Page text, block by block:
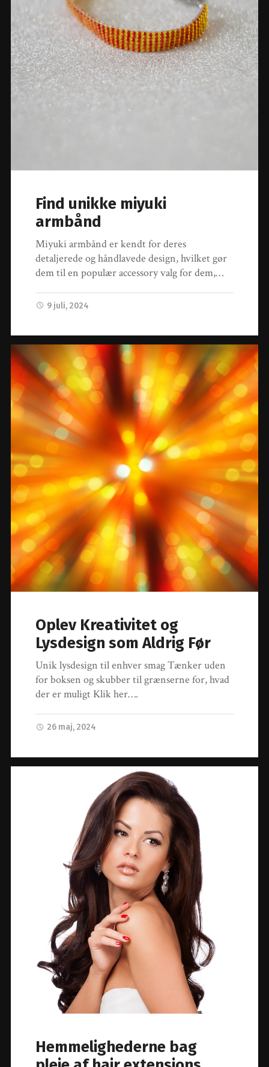
Find unikke miyuki
armbånd
Miyuki armbånd er kendt for deres
detaljerede og håndlavede design, hvilket gør
dem til en populær accessory valg for dem,…
9 juli, 2024
Oplev Kreativitet og
Lysdesign som Aldrig Før
Unik lysdesign til enhver smag Tænker uden
for boksen og skubber til grænserne for, hvad
der er muligt Klik her….
26 maj, 2024
Hemmelighederne bag